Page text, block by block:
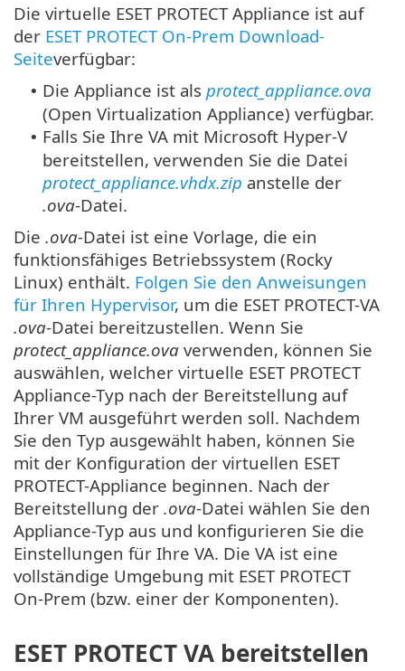
Die virtuelle ESET PROTECT Appliance ist auf
der ESET PROTECT On-Prem Download-
Seiteverfügbar:
• Die Appliance ist als protect_appliance.ova
(Open Virtualization Appliance) verfügbar.
• Falls Sie Ihre VA mit Microsoft Hyper-V
bereitstellen, verwenden Sie die Datei
protect_appliance.vhdx.zip anstelle der
.ova-Datei.
Die .ova-Datei ist eine Vorlage, die ein
funktionsfähiges Betriebssystem (Rocky
Linux) enthält. Folgen Sie den Anweisungen
für Ihren Hypervisor, um die ESET PROTECT-VA
.ova-Datei bereitzustellen. Wenn Sie
protect_appliance.ova verwenden, können Sie
auswählen, welcher virtuelle ESET PROTECT
Appliance-Typ nach der Bereitstellung auf
Ihrer VM ausgeführt werden soll. Nachdem
Sie den Typ ausgewählt haben, können Sie
mit der Konfiguration der virtuellen ESET
PROTECT-Appliance beginnen. Nach der
Bereitstellung der .ova-Datei wählen Sie den
Appliance-Typ aus und konfigurieren Sie die
Einstellungen für Ihre VA. Die VA ist eine
vollständige Umgebung mit ESET PROTECT
On-Prem (bzw. einer der Komponenten).
ESET PROTECT VA bereitstellen